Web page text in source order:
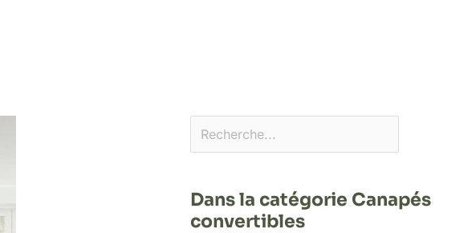
Dans la catégorie Canapés
convertibles